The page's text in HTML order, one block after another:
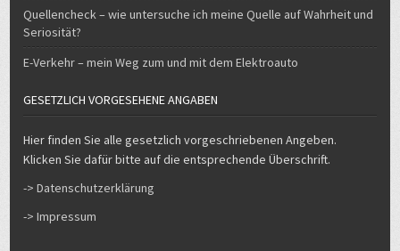
Quellencheck – wie untersuche ich meine Quelle auf Wahrheit und
Seriosität?
E-Verkehr – mein Weg zum und mit dem Elektroauto
GESETZLICH VORGESEHENE ANGABEN
Hier finden Sie alle gesetzlich vorgeschriebenen Angeben.
Klicken Sie dafür bitte auf die entsprechende Überschrift.
-> Datenschutzerklärung
-> Impressum